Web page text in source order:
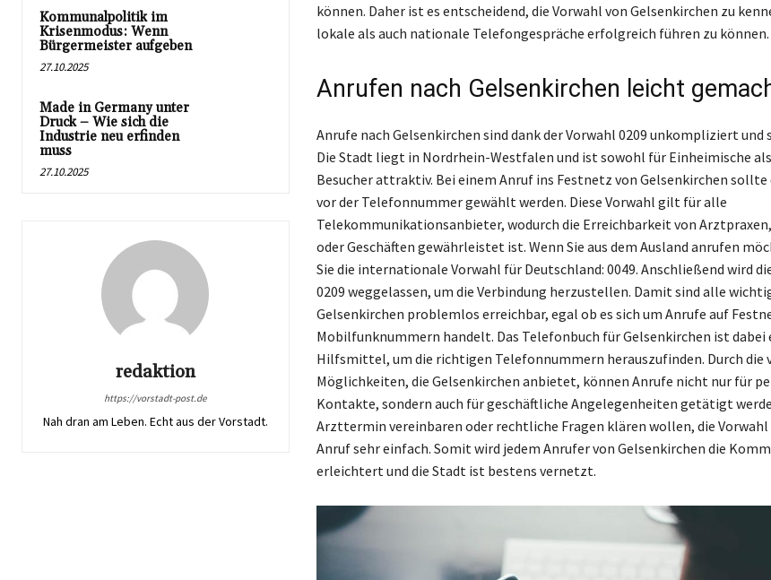
Kommunalpolitik im
Krisenmodus: Wenn
Bürgermeister aufgeben
27.10.2025
Made in Germany unter
Druck – Wie sich die
Industrie neu erfinden
muss
27.10.2025
redaktion
https://vorstadt-post.de
Nah dran am Leben. Echt aus der Vorstadt.
können. Daher ist es entscheidend, die Vorwahl von Gelsenkirchen zu
lokale als auch nationale Telefongespräche erfolgreich führen zu können.
Anrufen nach Gelsenkirchen leicht
Anrufe nach Gelsenkirchen sind dank der Vorwahl 0209 unkompliziert
Die Stadt liegt in Nordrhein-Westfalen und ist sowohl für Einheimische
Besucher attraktiv. Bei einem Anruf ins Festnetz von Gelsenkirchen sollte
vor der Telefonnummer gewählt werden. Diese Vorwahl gilt für alle
Telekommunikationsanbieter, wodurch die Erreichbarkeit von
oder Geschäften gewährleistet ist. Wenn Sie aus dem Ausland anrufen
Sie die internationale Vorwahl für Deutschland: 0049. Anschließend wird
0209 weggelassen, um die Verbindung herzustellen. Damit sind alle
Gelsenkirchen problemlos erreichbar, egal ob es sich um Anrufe auf
Mobilfunknummern handelt. Das Telefonbuch für Gelsenkirchen ist
Hilfsmittel, um die richtigen Telefonnummern herauszufinden. Durch die
Möglichkeiten, die Gelsenkirchen anbietet, können Anrufe nicht nur für
Kontakte, sondern auch für geschäftliche Angelegenheiten getätigt
Arzttermin vereinbaren oder rechtliche Fragen klären wollen, die Vorwahl
Anruf sehr einfach. Somit wird jedem Anrufer von Gelsenkirchen die
erleichtert und die Stadt ist bestens vernetzt.